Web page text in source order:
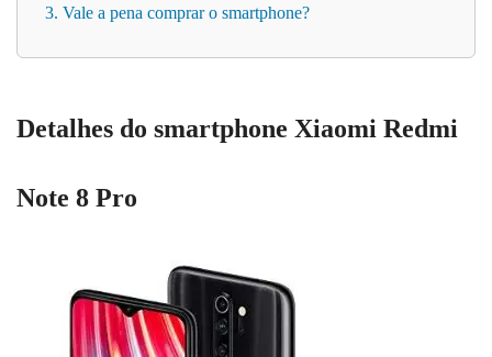
3. Vale a pena comprar o smartphone?
Detalhes do smartphone Xiaomi Redmi
Note 8 Pro